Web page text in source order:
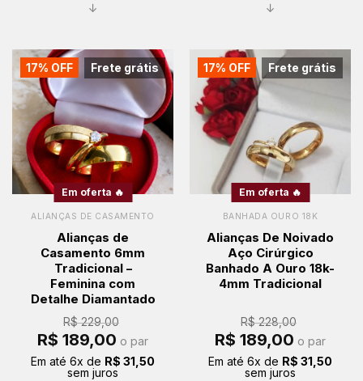
↓
↓
Frete grátis
17% OFF
Em oferta 🔥
ALIANÇAS DE CASAMENTO
Alianças de
Casamento 6mm
Tradicional –
Feminina com
Detalhe Diamantado
R$229,00
O
preço
era:
R$ 229,00.
R$ 189,00 preço
é:
R$ 189,00.
o par
Em até 6x de R$ 31,50
sem juros
Frete grátis
17% OFF
Em oferta 🔥
BANHADA OURO 18K
Alianças De Noivado
Aço Cirúrgico
Banhado A Ouro 18k-
4mm Tradicional
R$228,00
O
preço
era:
R$ 228,00.
R$ 189,00 preço
é:
R$ 189,00.
o par
Em até 6x de R$ 31,50
sem juros